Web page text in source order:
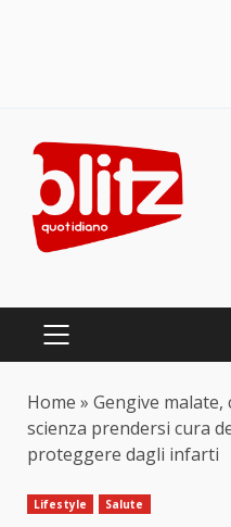
content
PRIMARY
Home » Gengive malate,
scienza prendersi cura
proteggere dagli infarti
Lifestyle Salute